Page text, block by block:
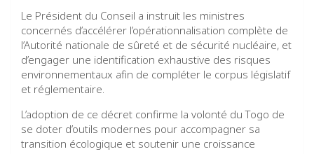
Le Président du Conseil a instruit les ministres
concernés d’accélérer l’opérationnalisation complète de
l’Autorité nationale de sûreté et de sécurité nucléaire, et
d’engager une identification exhaustive des risques
environnementaux afin de compléter le corpus législatif
et réglementaire.
L’adoption de ce décret confirme la volonté du Togo de
se doter d’outils modernes pour accompagner sa
transition écologique et soutenir une croissance